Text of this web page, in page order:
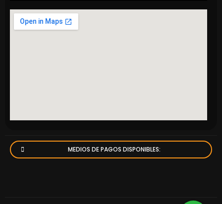
MEDIOS DE PAGOS DISPONIBLES: